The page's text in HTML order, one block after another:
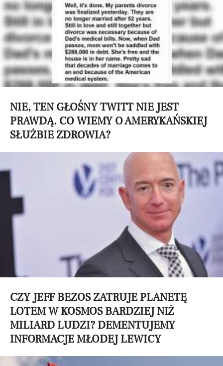
NIE, TEN GŁOŚNY TWITT NIE JEST
PRAWDĄ. CO WIEMY O AMERYKAŃSKIEJ
SŁUŻBIE ZDROWIA?
CZY JEFF BEZOS ZATRUJE PLANETĘ
LOTEM W KOSMOS BARDZIEJ NIŻ
MILIARD LUDZI? DEMENTUJEMY
INFORMACJE MŁODEJ LEWICY